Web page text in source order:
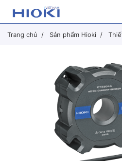
Trang chủ Sản phẩm Hioki